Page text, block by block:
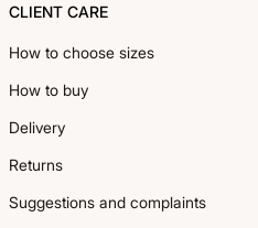
CLIENT CARE
How to choose sizes
How to buy
Delivery
Returns
Suggestions and complaints